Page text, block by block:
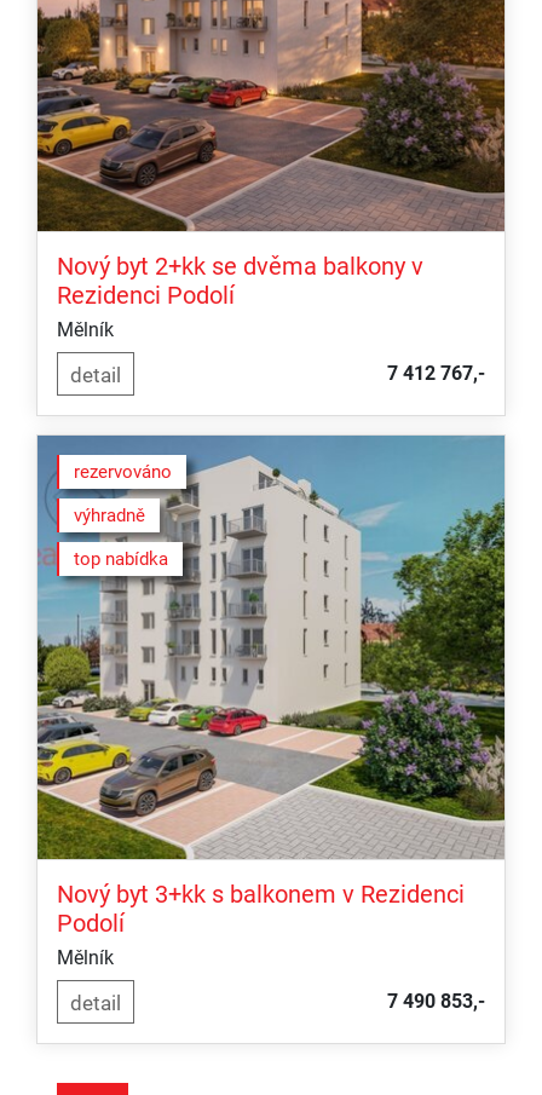
Nový byt 2+kk se dvěma balkony v
Rezidenci Podolí
Mělník
7 412 767,-
rezervováno
výhradně
top nabídka
Nový byt 3+kk s balkonem v Rezidenci
Podolí
Mělník
7 490 853,-